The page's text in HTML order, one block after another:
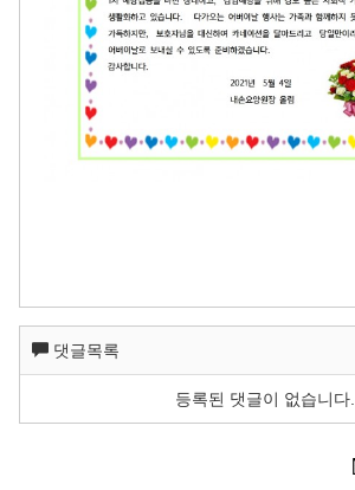
댓글목록
등록된 댓글이 없습니다.